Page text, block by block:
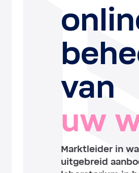
van
uw
Marktleider in
uitgebreid